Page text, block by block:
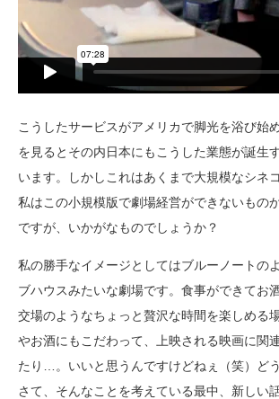
こうしたサービスがアメリカで脚光を浴び始
を見るとその内日本にもこうした業態が誕生
います。しかしこれはあくまで大規模なシネ
私はこの小規模版で劇場経営ができないもの
ですが、いかがなものでしょうか？
私の勝手なイメージとしてはブルーノートの
ブハウスみたいな劇場です。食事ができてお
交場のようなちょっと贅沢な時間を楽しめる
やお酒にもこだわって、上映される映画に関
たり…。いいと思うんですけどねぇ（笑）ど
さて、そんなことを考えている最中、新しい